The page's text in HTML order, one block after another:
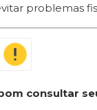
problemas
consultar